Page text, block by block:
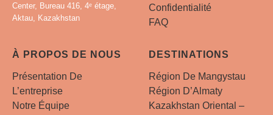
Center, Bureau 416, 4ᵉ étage,
Aktau, Kazakhstan
Confidentialité
FAQ
À PROPOS DE NOUS
Présentation De
L’entreprise
Notre Équipe
DESTINATIONS
Région De Mangystau
Région D’Almaty
Kazakhstan Oriental –